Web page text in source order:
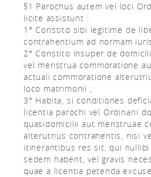
§1 Parochus autem vel loci
licite assistunt :
1° Constito sibi legitime de
contrahentium ad normam
2° Constito insuper de
vel menstrua commoratione
actuali commoratione
loco matrimonii ;
3° Habita, si conditiones
licentia parochi vel Ordinarii
quasidomicilii aut menstruae
alterutrius contrahentis, nisi
itinerantibus res sit, qui
sedem habent, vel gravis
quae a licentia petenda